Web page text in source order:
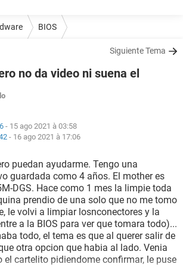
BIOS
Siguiente Tema
no da video ni suena el
- 15 ago 2021 à 03:58
- 16 ago 2021 à 17:06
puedan ayudarme. Tengo una
guardada como 4 años. El mother es
DGS. Hace como 1 mes la limpie toda
prendio de una solo que no me tomo
le volvi a limpiar losnconectores y la
a la BIOS para ver que tomara todo)...
todo, el tema es que al querer salir de
otra opcion que habia al lado. Venia
el cartelito pidiendome confirmar, le puse